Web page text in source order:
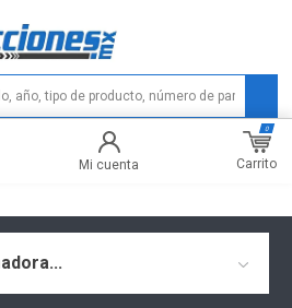
Mi cuenta Carrito
0